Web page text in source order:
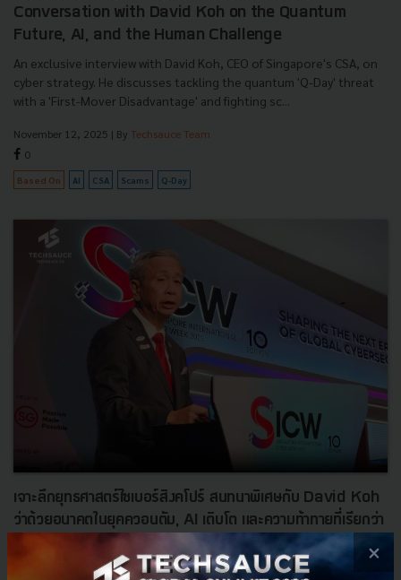
Conversation with David Koh on the Quantum
Future, AI, and the Human Challenge
An exclusive interview with David Koh, CEO of Singapore's CSA, on
cyber strategy. He discusses tackling the quantum 'Q-Day' threat
with a 'First-Mover Disadvantage' and fighting sc...
November 12, 2025 | By Techsauce Team
0
Based On AI CSA Scams Q-Day
เจาะลึกยุทธศาสตร์ไซเบอร์สิงคโปร์ สนทนาพิเศษกับ David Koh
ว่าด้วยอนาคตในยุคควอนตัม, AI เติบโต และความท้าทายที่เรียกว่า
สรุปบทสัมภาษณ์พิเศษ David Koh ซีอีโอ CSA สิงคโปร์ ว่าด้วยยุทธศาสตร์
×